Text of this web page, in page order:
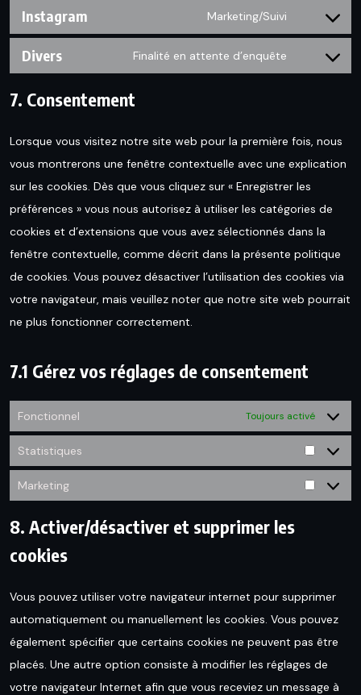
twitter
service
linkedin
Instagram Marketing/Suivi
Consent
service
Divers Finalité en attente d’enquête
Consent
divers
7. Consentement
Lorsque vous visitez notre site web pour la première fois, nous
vous montrerons une fenêtre contextuelle avec une explication
sur les cookies. Dès que vous cliquez sur « Enregistrer les
préférences » vous nous autorisez à utiliser les catégories de
cookies et d’extensions que vous avez sélectionnés dans la
fenêtre contextuelle, comme décrit dans la présente politique
de cookies. Vous pouvez désactiver l’utilisation des cookies via
votre navigateur, mais veuillez noter que notre site web pourrait
ne plus fonctionner correctement.
7.1 Gérez vos réglages de consentement
Fonctionnel Toujours activé
Statistiques
Marketing
8. Activer/désactiver et supprimer les
cookies
Vous pouvez utiliser votre navigateur internet pour supprimer
automatiquement ou manuellement les cookies. Vous pouvez
également spécifier que certains cookies ne peuvent pas être
placés. Une autre option consiste à modifier les réglages de
votre navigateur Internet afin que vous receviez un message à